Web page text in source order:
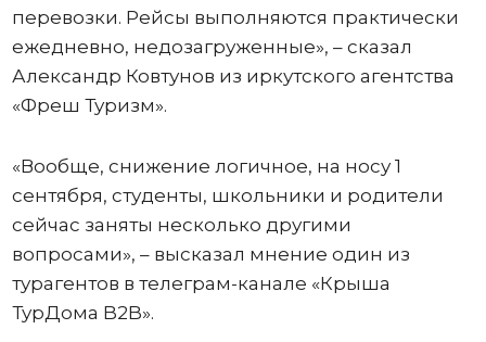
перевозки. Рейсы выполняются практически
ежедневно, недозагруженные», – сказал
Александр Ковтунов из иркутского агентства
«Фреш Туризм».
«Вообще, снижение логичное, на носу 1
сентября, студенты, школьники и родители
сейчас заняты несколько другими
вопросами», – высказал мнение один из
турагентов в телеграм-канале «Крыша
ТурДома B2B».